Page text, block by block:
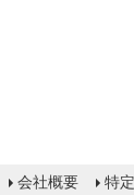
会社概要 特